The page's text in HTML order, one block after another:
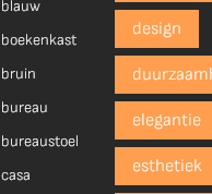
blauw
boekenkast
bruin
bureau
bureaustoel
casa
design
elegantie
esthetiek